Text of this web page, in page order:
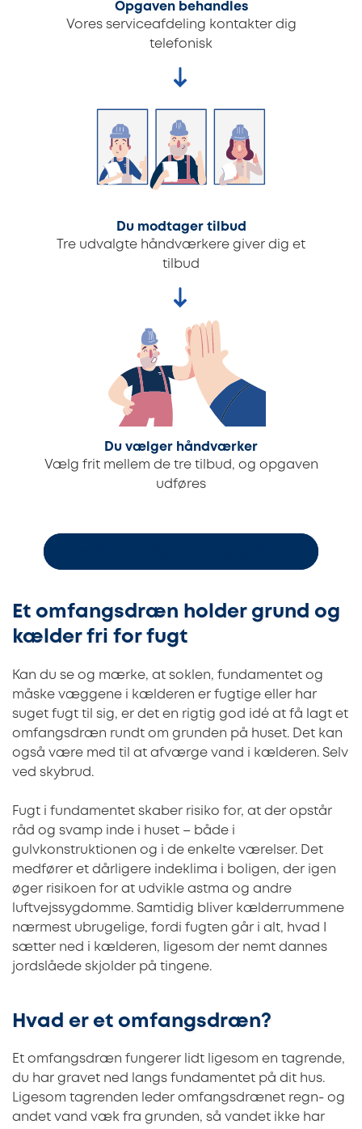
Opgaven behandles
Vores serviceafdeling kontakter dig
telefonisk
Du modtager tilbud
Tre udvalgte håndværkere giver dig et
tilbud
Du vælger håndværker
Vælg frit mellem de tre tilbud, og opgaven
udføres
Et omfangsdræn holder grund og
kælder fri for fugt
Kan du se og mærke, at soklen, fundamentet og
måske væggene i kælderen er fugtige eller har
suget fugt til sig, er det en rigtig god idé at få lagt et
omfangsdræn rundt om grunden på huset. Det kan
også være med til at afværge vand i kælderen. Selv
ved skybrud.
Fugt i fundamentet skaber risiko for, at der opstår
råd og svamp inde i huset – både i
gulvkonstruktionen og i de enkelte værelser. Det
medfører et dårligere indeklima i boligen, der igen
øger risikoen for at udvikle astma og andre
luftvejssygdomme. Samtidig bliver kælderrummene
nærmest ubrugelige, fordi fugten går i alt, hvad I
sætter ned i kælderen, ligesom der nemt dannes
jordslåede skjolder på tingene.
Hvad er et omfangsdræn?
Et omfangsdræn fungerer lidt ligesom en tagrende,
du har gravet ned langs fundamentet på dit hus.
Ligesom tagrenden leder omfangsdrænet regn- og
andet vand væk fra grunden, så vandet ikke har